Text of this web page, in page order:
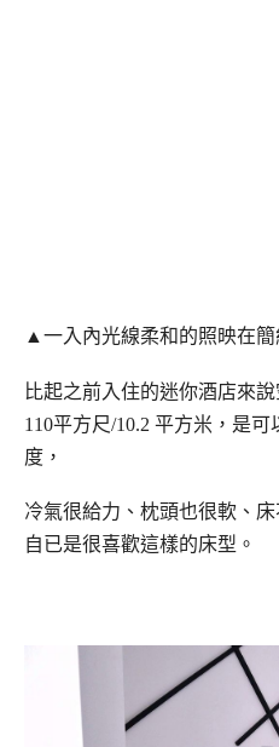
▲一入內光線柔和的照映在簡
比起之前入住的迷你酒店來
110平方尺/10.2 平方米，是
度，
冷氣很給力、枕頭也很軟、
自已是很喜歡這樣的床型。